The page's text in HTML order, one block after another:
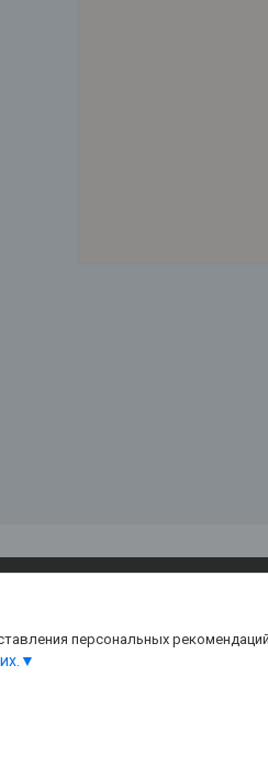
персональных